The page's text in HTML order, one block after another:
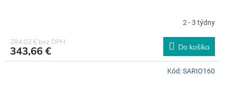
A
R
M
O
2 - 3 týdny
284,02 € bez DPH
343,66 € Do košíka
Kód:SARIO160